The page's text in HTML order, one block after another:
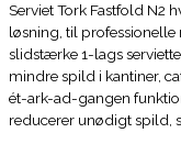
Serviet Tork Fastfold N2
løsning, til
slidstærke 1-lags
mindre spild i kantiner,
ét-ark-ad-gangen
reducerer unødigt spild,